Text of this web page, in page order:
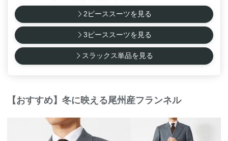
2ピーススーツを見る
3ピーススーツを見る
スラックス単品を見る
【おすすめ】冬に映える尾州産フランネル